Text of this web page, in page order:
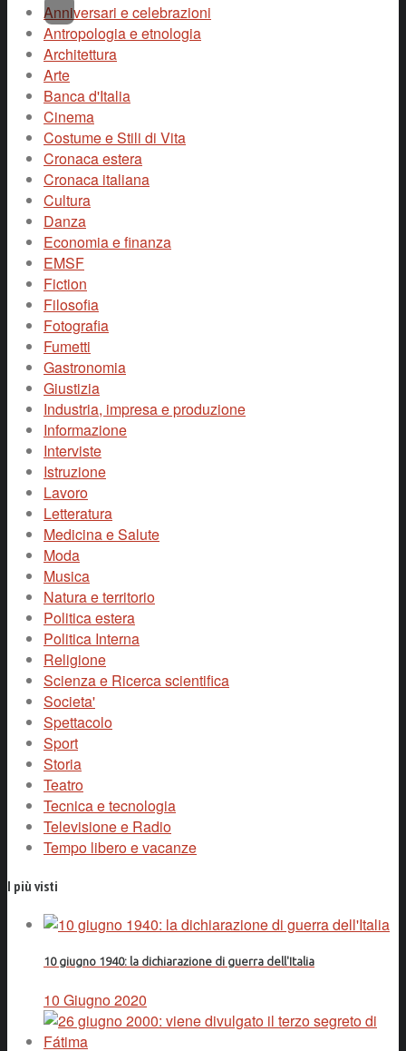
Anniversari e celebrazioni
Antropologia e etnologia
Architettura
Arte
Banca d'Italia
Cinema
Costume e Stili di Vita
Cronaca estera
Cronaca italiana
Cultura
Danza
Economia e finanza
EMSF
Fiction
Filosofia
Fotografia
Fumetti
Gastronomia
Giustizia
Industria, impresa e produzione
Informazione
Interviste
Istruzione
Lavoro
Letteratura
Medicina e Salute
Moda
Musica
Natura e territorio
Politica estera
Politica Interna
Religione
Scienza e Ricerca scientifica
Societa'
Spettacolo
Sport
Storia
Teatro
Tecnica e tecnologia
Televisione e Radio
Tempo libero e vacanze
I più visti
10 giugno 1940: la dichiarazione di guerra dell'Italia
10 Giugno 2020